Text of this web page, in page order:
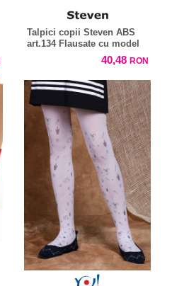
Talpici copii Steven ABS
art.134 Flausate cu model
40,48 RON